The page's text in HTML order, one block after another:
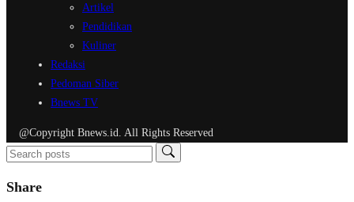
Artikel
Pendidikan
Kuliner
Redaksi
Pedoman Siber
Bnews TV
@Copyright Bnews.id. All Rights Reserved
Share